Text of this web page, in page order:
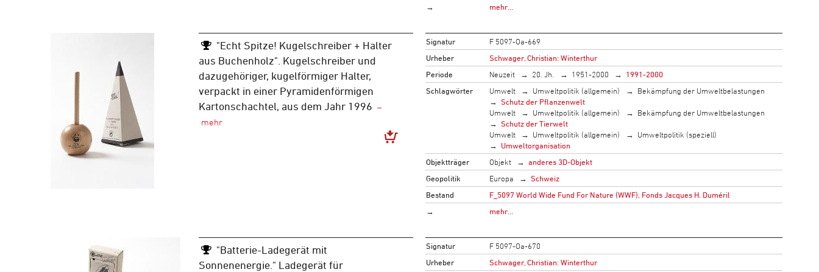
→
mehr…
"Echt Spitze! Kugelschreiber + Halter
aus Buchenholz". Kugelschreiber und
dazugehöriger, kugelförmiger Halter,
verpackt in einer Pyramidenförmigen
Kartonschachtel, aus dem Jahr 1996
Signatur
F 5097-Oa-669
Urheber
Schwager, Christian: Winterthur
Periode
Neuzeit 20. Jh. 1951-2000
1991-2000
Schlagwörter
Umwelt Umweltpolitik (allgemein)
Bekämpfung der Umweltbelastungen
Schutz der Pflanzenwelt
Umwelt
Umweltpolitik (allgemein)
Bekämpfung der Umweltbelastungen
Schutz der Tierwelt
Umwelt
Umweltpolitik (allgemein)
Umweltpolitik (speziell)
Umweltorganisation
Objektträger
Objekt
anderes 3D-Objekt
Geopolitik
Europa
Schweiz
Bestand
F_5097 World Wide Fund For Nature (WWF), Fonds Jacques H. Duméril
→
mehr…
"Batterie-Ladegerät mit
Sonnenenergie." Ladegerät für
Signatur
F 5097-Oa-670
Urheber
Schwager, Christian: Winterthur